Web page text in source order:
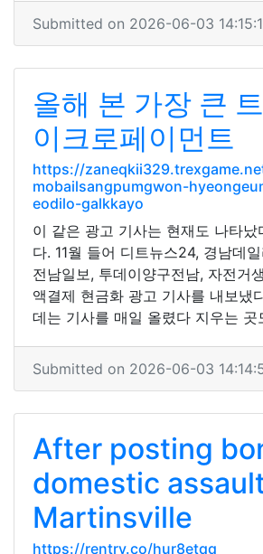
Submitted on 2026-06-03
올해 본 가장 큰
이크로페이먼트
https://
mobailsangpumgwon-
eodilo-galkkayo
이 같은 광고 기사는 현재도 나타났
다. 11월 들어 디트뉴스24, 경남데
전남일보, 투데이양구전남, 자전거
액결제 현금화 광고 기사를 내보냈
데는 기사를 매일 올렸다 지우는 곳
Submitted on 2026-06-03
After posting
domestic
Martinsville
https://rentry.co/hur8etqq